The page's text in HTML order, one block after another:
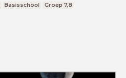
Basisschool Groep 7,8